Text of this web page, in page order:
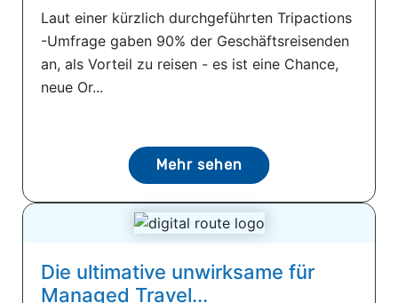
Laut einer kürzlich durchgeführten Tripactions
-Umfrage gaben 90% der Geschäftsreisenden
an, als Vorteil zu reisen - es ist eine Chance,
neue Or...
Mehr sehen
Die ultimative unwirksame für
Managed Travel...